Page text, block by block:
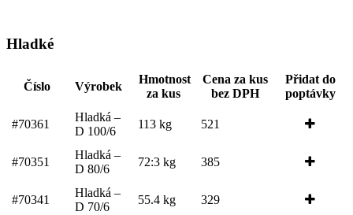
Hladké
Číslo Výrobek
Hmotnost
za kus
Cena za kus
bez DPH
Přidat do
poptávky
#70361
Hladká –
D 100/6
113 kg 521
#70351
Hladká –
D 80/6
72:3 kg 385
#70341
Hladká –
D 70/6
55.4 kg 329